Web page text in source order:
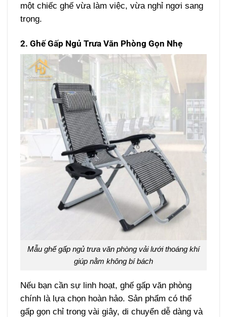
một chiếc ghế vừa làm việc, vừa nghỉ ngơi sang
trọng.
2. Ghế Gấp Ngủ Trưa Văn Phòng Gọn Nhẹ
Mẫu ghế gấp ngủ trưa văn phòng vải lưới thoáng khí
giúp nằm không bí bách
Nếu bạn cần sự linh hoạt, ghế gấp văn phòng
chính là lựa chọn hoàn hảo. Sản phẩm có thể
gấp gọn chỉ trong vài giây, di chuyển dễ dàng và